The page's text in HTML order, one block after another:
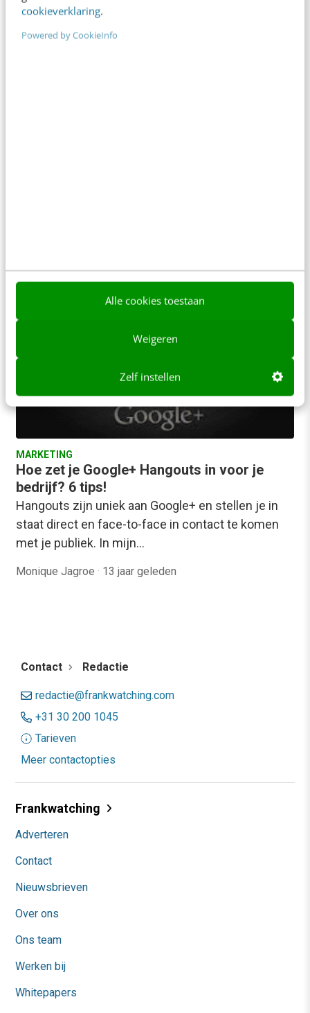
cookieverklaring.
Powered by CookieInfo
Alle cookies toestaan
Weigeren
Zelf instellen
MARKETING
Hoe zet je Google+ Hangouts in voor je
bedrijf? 6 tips!
Hangouts zijn uniek aan Google+ en stellen je in
staat direct en face-to-face in contact te komen
met je publiek. In mijn…
Monique Jagroe · 13 jaar geleden
Contact Redactie
redactie@frankwatching.com
+31 30 200 1045
Tarieven
Meer contactopties
Frankwatching
Adverteren
Contact
Nieuwsbrieven
Over ons
Ons team
Werken bij
Whitepapers